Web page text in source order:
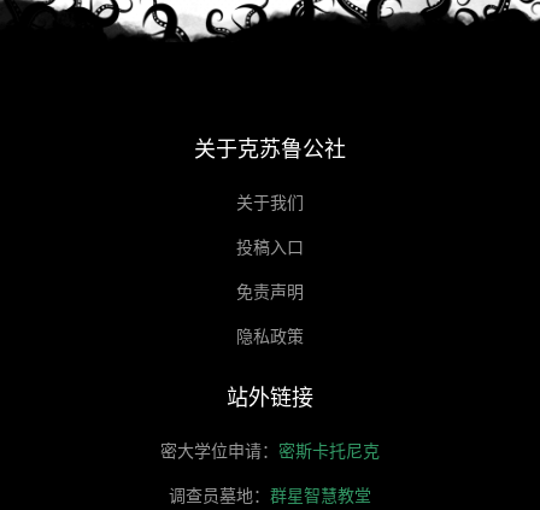
关于克苏鲁公社
关于我们
投稿入口
免责声明
隐私政策
站外链接
密大学位申请： 密斯卡托尼克
调查员墓地： 群星智慧教堂